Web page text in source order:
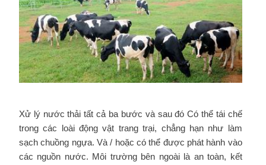
Xử lý nước thải tất cả ba bước và sau đó Có thể tái chế
trong các loài động vật trang trại, chẳng hạn như làm
sạch chuồng ngựa. Và / hoặc có thể được phát hành vào
các nguồn nước. Môi trường bên ngoài là an toàn, kết